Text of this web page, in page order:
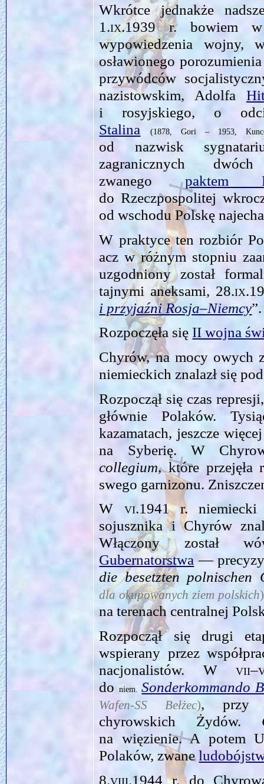
Wkrótce jednakże
1.ix.1939r. bowiem w
wypowiedzenia wojny,
osławionego
przywódców
nazistowskim, Adolfa
i rosyjskiego, o
Stalina
(1878, Gori – 1953,
od nazwisk
zagranicznych
zwanegopaktem
do Rzeczpospolitej
od wschodu Polskę
W praktyce ten rozbiór
acz w różnym stopniu
uzgodniony został
tajnymi aneksami,
i przyjaźni Rosja–Niemcy”.
Rozpoczęła się II wojna
Chyrów, na mocy owych
niemieckich znalazł się
Rozpoczął się czas
głównie Polaków.
kazamatach, jeszcze
na Syberię. W
collegium, które przejęła
swego garnizonu.
W vi.1941r. niemiecki
sojusznika i Chyrów
Włączony został
Gubernatorstwa —
die besetzten polnischen
dla okupowanych ziem polskich)
na terenach centralnej
Rozpoczął się drugi
wspierany przez
nacjonalistów. W
doniem.Sonderkommando
Wafen‑SS Bełżec), przy
chyrowskich Żydów.
na więzienie. A potem
Polaków, zwane
8.viii.1944r. do